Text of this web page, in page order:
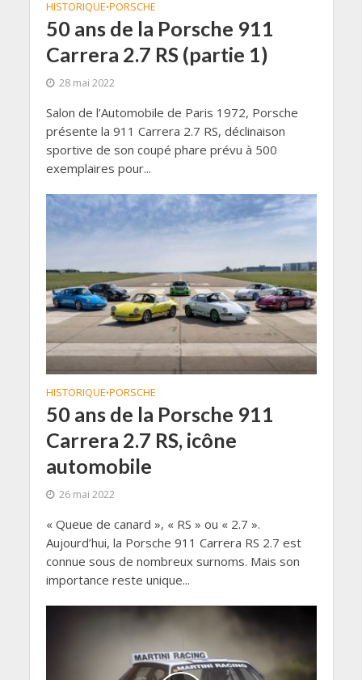
HISTORIQUE•PORSCHE
50 ans de la Porsche 911
Carrera 2.7 RS (partie 1)
28 mai 2022
Salon de l’Automobile de Paris 1972, Porsche
présente la 911 Carrera 2.7 RS, déclinaison
sportive de son coupé phare prévu à 500
exemplaires pour...
HISTORIQUE•PORSCHE
50 ans de la Porsche 911
Carrera 2.7 RS, icône
automobile
26 mai 2022
« Queue de canard », « RS » ou « 2.7 ».
Aujourd’hui, la Porsche 911 Carrera RS 2.7 est
connue sous de nombreux surnoms. Mais son
importance reste unique...